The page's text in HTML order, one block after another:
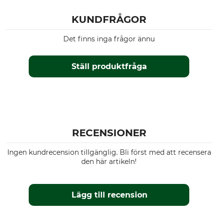
KUNDFRÅGOR
Ställ produktfråga
Det finns inga frågor ännu
RECENSIONER
Ingen kundrecension tillgänglig. Bli först med att recensera
den här artikeln!
Lägg till recension